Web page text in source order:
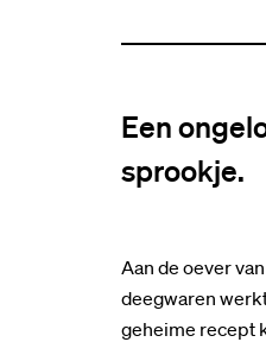
Een
sprookje.
Aan de oever
deegwaren
geheime recept